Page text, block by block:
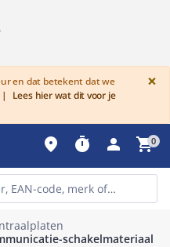
en dat betekent dat we
|
Lees hier wat dit voor je
×
place timer person shopping_cart0
schakelmateriaal